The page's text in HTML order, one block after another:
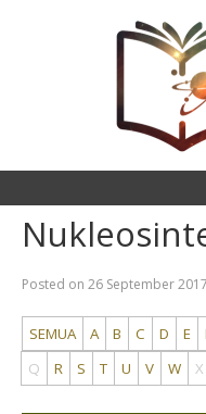
Posted on 26 September 2017
SEMUA A B C D E
Q
R S T U V W X